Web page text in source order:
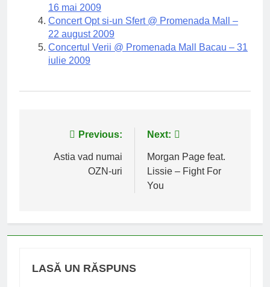
16 mai 2009
Concert Opt si-un Sfert @ Promenada Mall –
22 august 2009
Concertul Verii @ Promenada Mall Bacau – 31
iulie 2009
NavigarePrevious:
Astia vad numai
OZN-uri
Next:
Morgan Page feat.
Lissie – Fight For
You
LASĂ UN RĂSPUNS